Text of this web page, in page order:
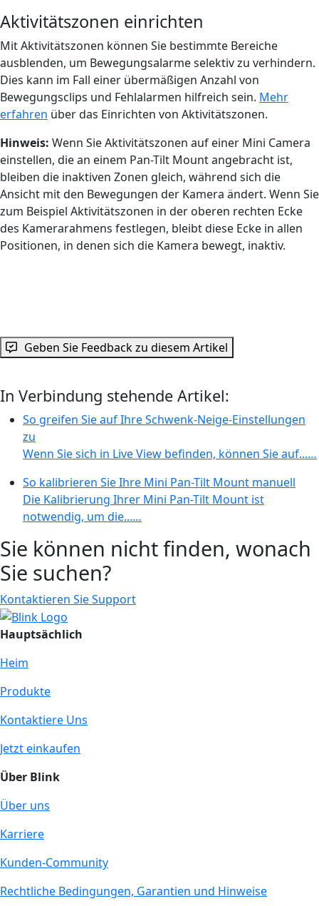
Aktivitätszonen einrichten
Mit Aktivitätszonen können Sie bestimmte Bereiche
ausblenden, um Bewegungsalarme selektiv zu verhindern.
Dies kann im Fall einer übermäßigen Anzahl von
Bewegungsclips und Fehlalarmen hilfreich sein. Mehr
erfahren über das Einrichten von Aktivitätszonen.
Hinweis: Wenn Sie Aktivitätszonen auf einer Mini Camera
einstellen, die an einem Pan-Tilt Mount angebracht ist,
bleiben die inaktiven Zonen gleich, während sich die
Ansicht mit den Bewegungen der Kamera ändert. Wenn Sie
zum Beispiel Aktivitätszonen in der oberen rechten Ecke
des Kamerarahmens festlegen, bleibt diese Ecke in allen
Positionen, in denen sich die Kamera bewegt, inaktiv.
Geben Sie Feedback zu diesem Artikel
In Verbindung stehende Artikel:
So greifen Sie auf Ihre Schwenk-Neige-Einstellungen
zu
Wenn Sie sich in Live View befinden, können Sie auf...…
So kalibrieren Sie Ihre Mini Pan-Tilt Mount manuell
Die Kalibrierung Ihrer Mini Pan-Tilt Mount ist
notwendig, um die...…
Sie können nicht finden, wonach
Sie suchen?
Kontaktieren Sie Support
Hauptsächlich
Heim
Produkte
Kontaktiere Uns
Jetzt einkaufen
Über Blink
Über uns
Karriere
Kunden-Community
Rechtliche Bedingungen, Garantien und Hinweise